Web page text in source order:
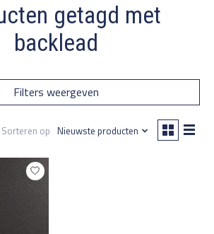
getagd met
backlead
Filters weergeven
Sorteren op Nieuwste producten